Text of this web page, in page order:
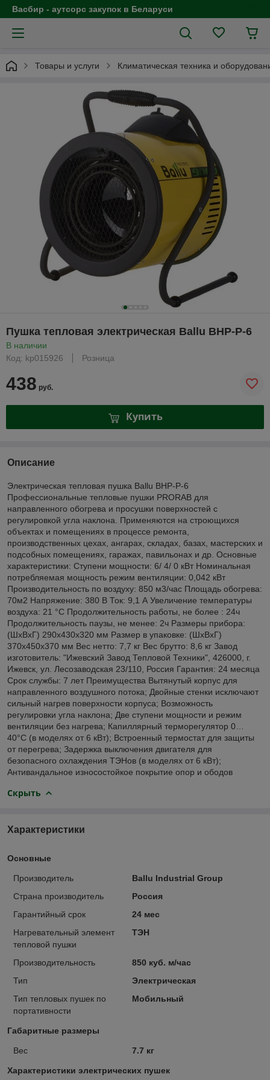
Васбир - аутсорс закупок в Беларуси
Товары и услуги Климатическая техника и
Пушка тепловая электрическая Ballu BHP-P-6
В наличии
Код: kp015926
Розница
438 руб.
Купить
Описание
Электрическая тепловая пушка Ballu BHP-P-6
Профессиональные тепловые пушки PRORAB для
направленного обогрева и просушки поверхностей с
регулировкой угла наклона. Применяются на строющихся
объектах и помещениях в процессе ремонта,
производственных цехах, ангарах, складах, базах, мастерских и
подсобных помещениях, гаражах, павильонах и др. Основные
характеристики: Ступени мощности: 6/ 4/ 0 кВт Номинальная
потребляемая мощность режим вентиляции: 0,042 кВт
Производительность по воздуху: 850 м3/час Площадь обогрева:
70м2 Напряжение: 380 В Ток: 9,1 А Увеличение температуры
воздуха: 21 °C Продолжительность работы, не более : 24ч
Продолжительность паузы, не менее: 2ч Размеры прибора:
(ШхВхГ) 290x430x320 мм Размер в упаковке: (ШхВхГ)
370x450x370 мм Вес нетто: 7,7 кг Вес брутто: 8,6 кг Завод
изготовитель: "Ижевский Завод Тепловой Техники", 426000, г.
Ижевск, ул. Лесозаводская 23/110, Россия Гарантия: 24 месяца
Срок службы: 7 лет Преимущества Вытянутый корпус для
направленного воздушного потока; Двойные стенки исключают
сильный нагрев поверхности корпуса; Возможность
регулировки угла наклона; Две ступени мощности и режим
вентиляции без нагрева; Капиллярный терморегулятор 0…
40°C (в моделях от 6 кВт); Встроенный термостат для защиты
от перегрева; Задержка выключения двигателя для
безопасного охлаждения ТЭНов (в моделях от 6 кВт);
Антивандальное износостойкое покрытие опор и ободов
Скрыть
Характеристики
Основные
Производитель
Ballu Industrial Group
Страна производитель
Россия
Гарантийный срок
24 мес
Нагревательный элемент
тепловой пушки
ТЭН
Производительность
850 куб. м/час
Тип
Электрическая
Тип тепловых пушек по
портативности
Мобильный
Габаритные размеры
Вес 7.7 кг
Характеристики электрических пушек